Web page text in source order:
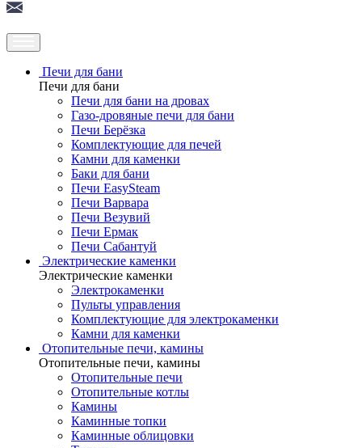
Печи для бани
Печи для бани
Печи для бани на дровах
Газо-дровяные печи для бани
Печи Берёзка
Комплектующие для печей
Камни для каменки
Баки для бани
Печи EasySteam
Печи Варвара
Печи Везувий
Печи Ермак
Печи Сабантуй
Электрические каменки
Электрические каменки
Электрокаменки
Пульты управления
Комплектующие для электрокаменки
Камни для каменки
Отопительные печи, камины
Отопительные печи, камины
Отопительные печи
Отопительные котлы
Камины
Каминные топки
Каминные облицовки